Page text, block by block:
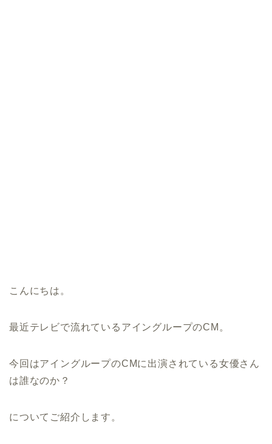
こんにちは。
最近テレビで流れているアイングループのCM。
今回はアイングループのCMに出演されている女優さん
は誰なのか？
についてご紹介します。